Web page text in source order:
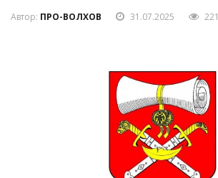
Автор: ПРО-ВОЛХОВ 31.07.2025 221